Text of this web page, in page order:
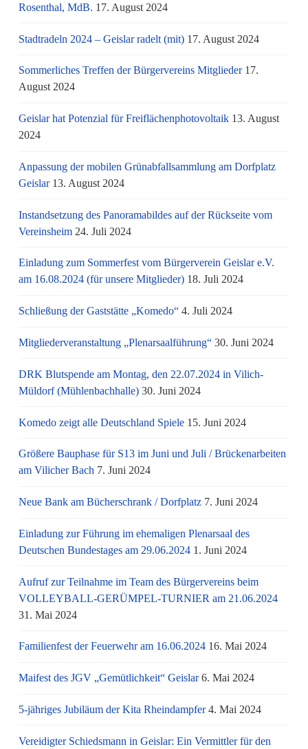
Rosenthal, MdB. 17. August 2024
Stadtradeln 2024 – Geislar radelt (mit) 17. August 2024
Sommerliches Treffen der Bürgervereins Mitglieder 17.
August 2024
Geislar hat Potenzial für Freiflächenphotovoltaik 13. August
2024
Anpassung der mobilen Grünabfallsammlung am Dorfplatz
Geislar 13. August 2024
Instandsetzung des Panoramabildes auf der Rückseite vom
Vereinsheim 24. Juli 2024
Einladung zum Sommerfest vom Bürgerverein Geislar e.V.
am 16.08.2024 (für unsere Mitglieder) 18. Juli 2024
Schließung der Gaststätte „Komedo“ 4. Juli 2024
Mitgliederveranstaltung „Plenarsaalführung“ 30. Juni 2024
DRK Blutspende am Montag, den 22.07.2024 in Vilich-
Müldorf (Mühlenbachhalle) 30. Juni 2024
Komedo zeigt alle Deutschland Spiele 15. Juni 2024
Größere Bauphase für S13 im Juni und Juli / Brü­cken­ar­bei­ten
am Vi­li­cher Bach 7. Juni 2024
Neue Bank am Bücherschrank / Dorfplatz 7. Juni 2024
Einladung zur Führung im ehemaligen Plenarsaal des
Deutschen Bundestages am 29.06.2024 1. Juni 2024
Aufruf zur Teilnahme im Team des Bürgervereins beim
VOLLEYBALL-GERÜMPEL-TURNIER am 21.06.2024
31. Mai 2024
Familienfest der Feuerwehr am 16.06.2024 16. Mai 2024
Maifest des JGV „Gemütlichkeit“ Geislar 6. Mai 2024
5-jähriges Jubiläum der Kita Rheindampfer 4. Mai 2024
Vereidigter Schiedsmann in Geislar: Ein Vermittler für den